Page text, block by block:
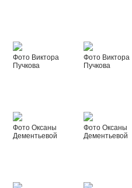
Фото Виктора
Пучкова
Фото Виктора
Пучкова
Фото Оксаны
Дементьевой
Фото Оксаны
Дементьевой